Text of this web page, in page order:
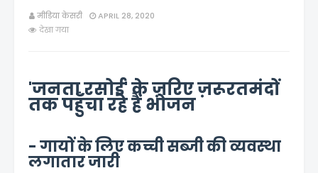
मीडिया केसरी
APRIL 28, 2020
देखा गया
'जनता रसोई' के ज़रिए ज़रूरतमंदों
तक पहुँचा रहे हैं भोजन
- गायों के लिए कच्ची सब्जी की व्यवस्था
लगातार जारी